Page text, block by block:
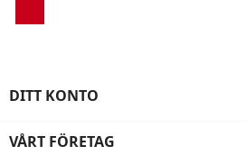
DITT KONTO
VÅRT FÖRETAG